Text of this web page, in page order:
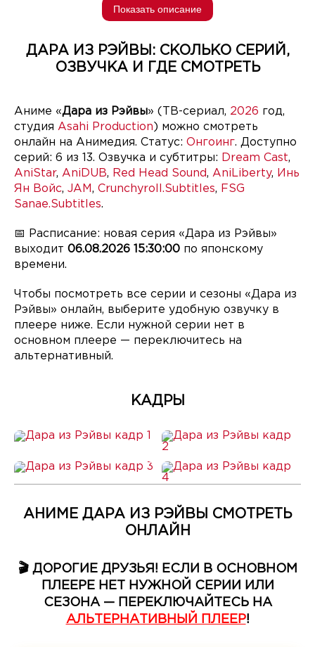
Показать описание
ДАРА ИЗ РЭЙВЫ: СКОЛЬКО СЕРИЙ,
ОЗВУЧКА И ГДЕ СМОТРЕТЬ
Аниме «Дара из Рэйвы» (ТВ-сериал, 2026 год,
студия Asahi Production ) можно смотреть
онлайн на Анимедия. Статус: Онгоинг. Доступно
серий: 6 из 13. Озвучка и субтитры: Dream Cast,
AniStar, AniDUB, Red Head Sound, AniLiberty, Инь
Ян Войс, JAM , Crunchyroll.Subtitles, FSG
Sanae.Subtitles.
📅 Расписание: новая серия «Дара из Рэйвы»
выходит 06.08.2026 15:30:00 по японскому
времени.
Чтобы посмотреть все серии и сезоны «Дара из
Рэйвы» онлайн, выберите удобную озвучку в
плеере ниже. Если нужной серии нет в
основном плеере — переключитесь на
альтернативный.
КАДРЫ
АНИМЕ ДАРА ИЗ РЭЙВЫ СМОТРЕТЬ
ОНЛАЙН
🎬 ДОРОГИЕ ДРУЗЬЯ! ЕСЛИ В ОСНОВНОМ
ПЛЕЕРЕ НЕТ НУЖНОЙ СЕРИИ ИЛИ
СЕЗОНА — ПЕРЕКЛЮЧАЙТЕСЬ НА
АЛЬТЕРНАТИВНЫЙ ПЛЕЕР!